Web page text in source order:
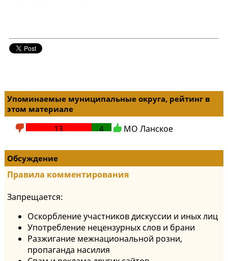
Упоминаемые муниципальные округа, рейтинг в
этом материале
13 4 МО Ланское
Обсуждение
Правила комментирования
Запрещается:
Оскорбление участников дискуссии и иных лиц
Употребление нецензурных слов и брани
Разжигание межнациональной розни,
пропаганда насилия